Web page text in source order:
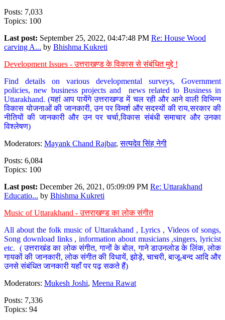
Posts: 7,033
Topics: 100
Last post: September 25, 2022, 04:47:48 PM Re: House Wood
carving A... by Bhishma Kukreti
Development Issues - उत्तराखण्ड के विकास से संबंधित मुद्दे !
Find details on various developmental surveys, Government
policies, new business projects and news related to Business in
Uttarakhand. (यहां आप पायेंगे उत्तराखण्ड में चल रही और आने वाली विभिन्न
विकास योजनाओं की जानकारी, उन पर विमर्श और सदस्यों की राय,सरकार की
नीतियों की जानकारी और उन पर चर्चा,विकास संबंधी समाचार और उनका
विश्लेषण)
Moderators: Mayank Chand Rajbar,सत्यदेव सिंह नेगी
Posts: 6,084
Topics: 100
Last post: December 26, 2021, 05:09:09 PM Re: Uttarakhand
Educatio... by Bhishma Kukreti
Music of Uttarakhand - उत्तराखण्ड का लोक संगीत
All about the folk music of Uttarakhand , Lyrics , Videos of songs,
Song download links , information about musicians ,singers, lyricist
etc. ( उत्तराखंड का लोक संगीत, गानों के बोल, गाने डाउनलोड के लिंक, लोक
गायकों की जानकारी, लोक संगीत की विधायें, झोड़े, चाचरी, बाजू-बन्द आदि और
उनसे संबंधित जानकारी यहाँ पर पढ़ सकते हैं)
Moderators: Mukesh Joshi, Meena Rawat
Posts: 7,336
Topics: 94